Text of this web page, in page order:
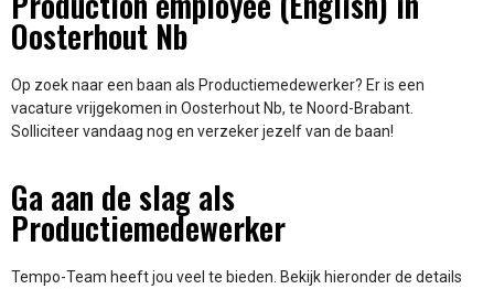
Oosterhout Nb
Op zoek naar een baan als Productiemedewerker? Er is een
vacature vrijgekomen in Oosterhout Nb, te Noord-Brabant.
Solliciteer vandaag nog en verzeker jezelf van de baan!
Ga aan de slag als
Productiemedewerker
Tempo-Team heeft jou veel te bieden. Bekijk hieronder de details